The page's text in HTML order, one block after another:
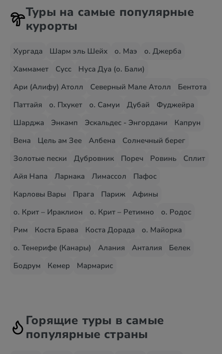
Туры на самые популярные
курорты
Хургада Шарм эль Шейх о. Маэ
о. Джерба
Хаммамет
Сусс
Нуса Дуа (о. Бали)
Ари (Алифу) Атолл
Северный Мале Атолл
Бентота
Паттайя
о. Пхукет о. Самуи Дубай
Фуджейра
Шарджа
Энкамп Эскальдес - Энгордани
Капрун
Вена
Цель ам Зее Албена
Солнечный берег
Золотые пески
Дубровник Пореч Ровинь
Сплит
Айя Напа
Ларнака Лимассол
Пафос
Карловы Вары
Прага Париж
Афины
о. Крит – Ираклион
о. Крит – Ретимно
о. Родос
Рим
Коста Брава Коста Дорада
о. Майорка
о. Тенерифе (Канары)
Алания Анталия
Белек
Бодрум
Кемер Мармарис
Горящие туры в самые
популярные страны